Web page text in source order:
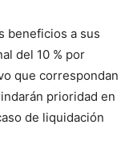
beneficios a sus
del 10 % por
que correspondan
prioridad en
de liquidación